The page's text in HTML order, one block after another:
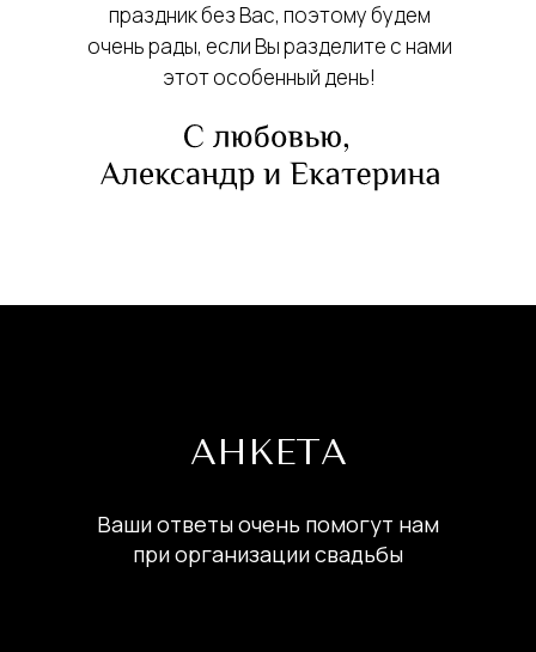
праздник без Вас, поэтому будем
очень рады, если Вы разделите с нами
этот особенный день!
АНКЕТА
Ваши ответы очень помогут нам
при организации свадьбы